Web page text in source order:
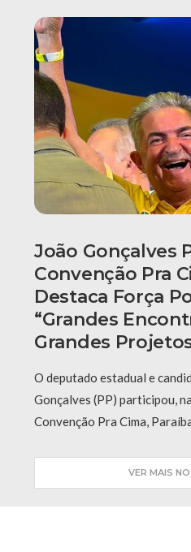
João Gonçalves
Convenção Pra
Destaca Força
“grandes
Grandes
O deputado estadual e
Gonçalves (PP) participou,
Convenção Pra Cima,
VER MAIS